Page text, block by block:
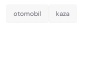
otomobil kaza